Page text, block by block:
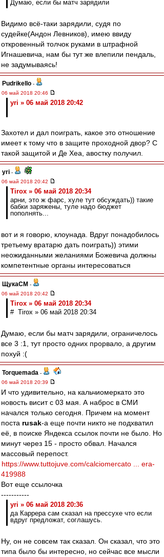
Думаю, если бы матч зарядили
Видимо всё-таки зарядили, судя по
судейке(Андон Левников), имею ввиду
откровенный толчок руками в штрафной
Игнашевича, нам бы тут же влепили пендаль,
не задумываясь!
Pudrikello -
06 май 2018 20:46
yri » 06 май 2018 20:42
Захотел и дал поиграть, какое это отношение
имеет к тому что в защите проходной двор? С
такой защитой и Де Хеа, авостку получил.
yri -
06 май 2018 20:42
Tirox » 06 май 2018 20:34
арни, это ж фарс, хуле тут обсуждать)) такие
бабки заряжены, туле надо бюджет
пополнять...
вот и я говорю, клоунада. Вдруг понадобилось
третьему вратарю дать поиграть)) этими
неожиданными желаниями Божевича должны
компетентные органы интересоваться
ЩукаСМ -
06 май 2018 20:42
Tirox » 06 май 2018 20:34
# Tirox » 06 май 2018 20:34
Думаю, если бы матч зарядили, ограничелось
все 3 :1, тут просто одних прорвало, а другим
похуй :(
Torquemada -
06 май 2018 20:39
И что удивительно, на кальчиомеркато это
новость висит с 03 мая. А наброс в СМИ
начался только сегодня. Причем на момент
поста rusak-а еще почти никто не подхватил
её, в поиске Яндекса ссылок почти не было. Но
минут через 15 - просто обвал. Начался
массовый перепост.
https://www.tuttojuve.com/calciomercato ... era-
419988
Вот еще ссылочка
-----------
yri » 06 май 2018 20:36
да Каррера сам сказал на прессухе что если
вдруг предложат, соглашусь.
Ну, он не совсем так сказал. Он сказал, что это
типа было бы интересно, но сейчас все мысли